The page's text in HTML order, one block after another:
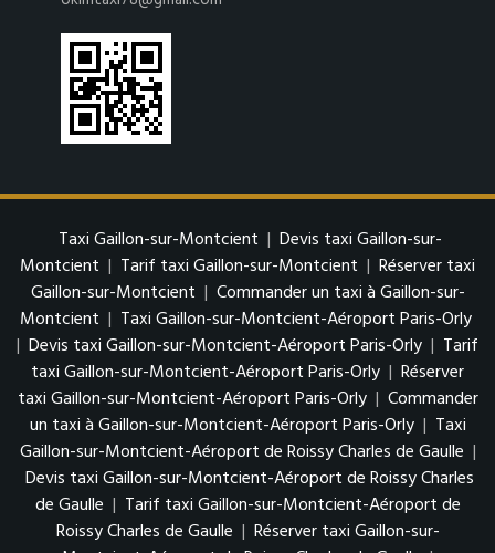
Taxi Gaillon-sur-Montcient | Devis taxi Gaillon-sur-
Montcient | Tarif taxi Gaillon-sur-Montcient | Réserver taxi
Gaillon-sur-Montcient | Commander un taxi à Gaillon-sur-
Montcient | Taxi Gaillon-sur-Montcient-Aéroport Paris-Orly
| Devis taxi Gaillon-sur-Montcient-Aéroport Paris-Orly | Tarif
taxi Gaillon-sur-Montcient-Aéroport Paris-Orly | Réserver
taxi Gaillon-sur-Montcient-Aéroport Paris-Orly | Commander
un taxi à Gaillon-sur-Montcient-Aéroport Paris-Orly | Taxi
Gaillon-sur-Montcient-Aéroport de Roissy Charles de Gaulle |
Devis taxi Gaillon-sur-Montcient-Aéroport de Roissy Charles
de Gaulle | Tarif taxi Gaillon-sur-Montcient-Aéroport de
Roissy Charles de Gaulle | Réserver taxi Gaillon-sur-